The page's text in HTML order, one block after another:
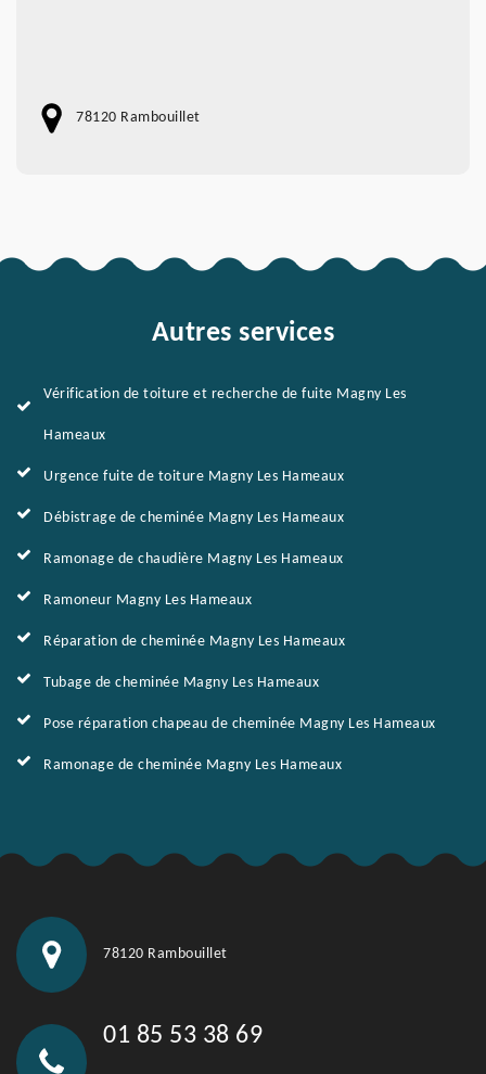
78120 Rambouillet
Autres services
Vérification de toiture et recherche de fuite Magny Les
Hameaux
Urgence fuite de toiture Magny Les Hameaux
Débistrage de cheminée Magny Les Hameaux
Ramonage de chaudière Magny Les Hameaux
Ramoneur Magny Les Hameaux
Réparation de cheminée Magny Les Hameaux
Tubage de cheminée Magny Les Hameaux
Pose réparation chapeau de cheminée Magny Les Hameaux
Ramonage de cheminée Magny Les Hameaux
78120 Rambouillet
01 85 53 38 69